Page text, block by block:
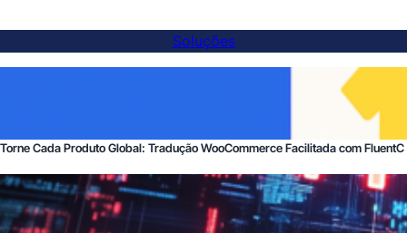
Soluções
Torne Cada Produto Global: Tradução WooCommerce Facilitada com FluentC